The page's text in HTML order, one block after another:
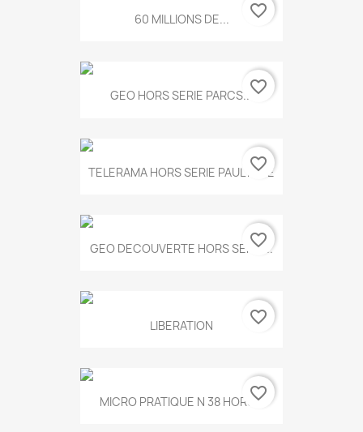
60 MILLIONS DE... favorite_border
GEO HORS SERIE PARCS...favorite_border
TELERAMA HORS SERIE PAUL KLEE
favorite_border
GEO DECOUVERTE HORS SERIE...
favorite_border
LIBERATION favorite_border
MICRO PRATIQUE N 38 HORS...
favorite_border